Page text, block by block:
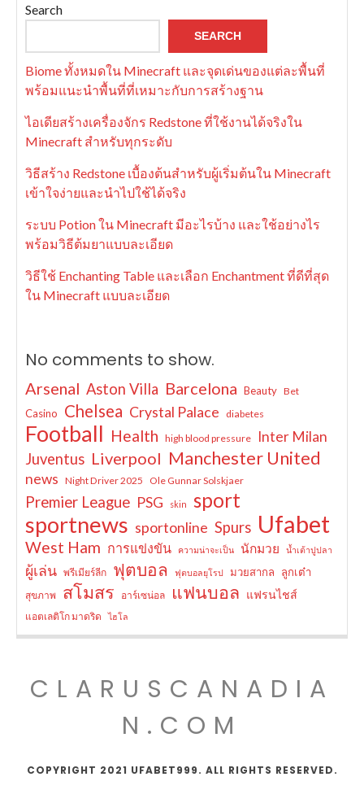
Search
SEARCH
Biome ทั้งหมดใน Minecraft และจุดเด่นของแต่ละพื้นที่
พร้อมแนะนำพื้นที่ที่เหมาะกับการสร้างฐาน
ไอเดียสร้างเครื่องจักร Redstone ที่ใช้งานได้จริงใน
Minecraft สำหรับทุกระดับ
วิธีสร้าง Redstone เบื้องต้นสำหรับผู้เริ่มต้นใน Minecraft
เข้าใจง่ายและนำไปใช้ได้จริง
ระบบ Potion ใน Minecraft มีอะไรบ้าง และใช้อย่างไร
พร้อมวิธีต้มยาแบบละเอียด
วิธีใช้ Enchanting Table และเลือก Enchantment ที่ดีที่สุด
ใน Minecraft แบบละเอียด
No comments to show.
Arsenal Aston Villa Barcelona Beauty Bet
Casino Chelsea Crystal Palace diabetes
Football Health high blood pressure Inter Milan
Juventus Liverpool Manchester United
news Night Driver 2025 Ole Gunnar Solskjaer
Premier League PSG skin sport
sportnews sportonline Spurs Ufabet
West Ham การแข่งขัน ความน่าจะเป็น นักมวย น้ำเต้าปูปลา
ผู้เล่น พรีเมียร์ลีก ฟุตบอล ฟุตบอลยุโรป มวยสากล ลูกเต๋า
สุขภาพ สโมสร อาร์เซน่อล แฟนบอล แฟรนไชส์
แอตเลติโก มาดริด ไฮโล
CLARUSCANADIA
N.COM
COPYRIGHT 2021 UFABET999. ALL RIGHTS RESERVED.